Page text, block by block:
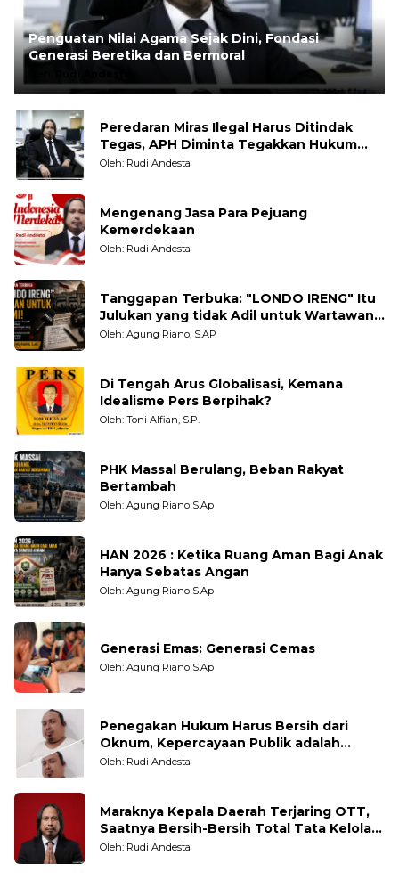
Penguatan Nilai Agama Sejak Dini, Fondasi
Generasi Beretika dan Bermoral
Rudi Andesta
Peredaran Miras Ilegal Harus Ditindak
Tegas, APH Diminta Tegakkan Hukum
Tanpa Pandang Bulu
Oleh: Rudi Andesta
Mengenang Jasa Para Pejuang
Kemerdekaan
Oleh: Rudi Andesta
Tanggapan Terbuka: "LONDO IRENG" Itu
Julukan yang tidak Adil untuk Wartawan,
Pengamat dan LSM
Oleh: Agung Riano, S.AP
Di Tengah Arus Globalisasi, Kemana
Idealisme Pers Berpihak?
Oleh: Toni Alfian, S.P.
PHK Massal Berulang, Beban Rakyat
Bertambah
Oleh: Agung Riano S.Ap
HAN 2026 : Ketika Ruang Aman Bagi Anak
Hanya Sebatas Angan
Oleh: Agung Riano S.Ap
Generasi Emas: Generasi Cemas
Oleh: Agung Riano S.Ap
Penegakan Hukum Harus Bersih dari
Oknum, Kepercayaan Publik adalah
Taruhannya
Oleh: Rudi Andesta
Maraknya Kepala Daerah Terjaring OTT,
Saatnya Bersih-Bersih Total Tata Kelola
Pemerintahan
Oleh: Rudi Andesta